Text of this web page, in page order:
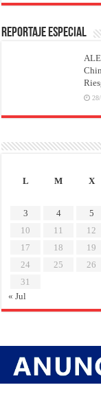
REPORTAJE ESPECIAL
L
M X
3
4 5
10
11 12
17
18 19
24
25 26
31
« Jul